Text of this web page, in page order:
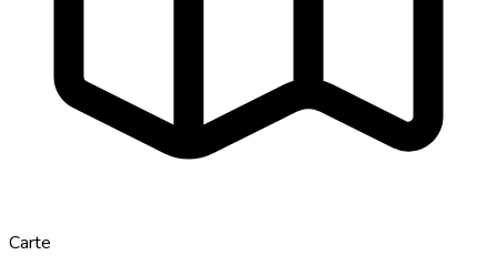
Carte